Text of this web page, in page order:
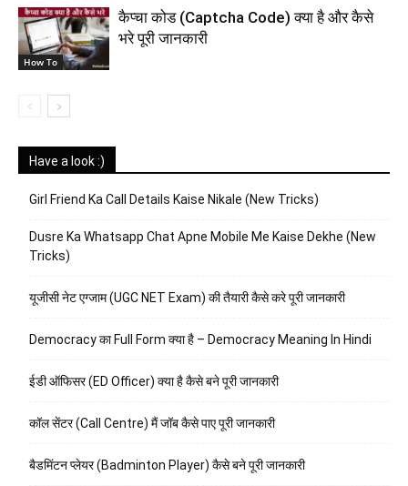
How To
कैप्चा कोड (Captcha Code) क्या है और कैसे
भरे पूरी जानकारी
Have a look :)
Girl Friend Ka Call Details Kaise Nikale (New Tricks)
Dusre Ka Whatsapp Chat Apne Mobile Me Kaise Dekhe (New
Tricks)
यूजीसी नेट एग्जाम (UGC NET Exam) की तैयारी कैसे करे पूरी जानकारी
Democracy का Full Form क्या है – Democracy Meaning In Hindi
ईडी ऑफिसर (ED Officer) क्या है कैसे बने पूरी जानकारी
कॉल सेंटर (Call Centre) मैं जॉब कैसे पाए पूरी जानकारी
बैडमिंटन प्लेयर (Badminton Player) कैसे बने पूरी जानकारी